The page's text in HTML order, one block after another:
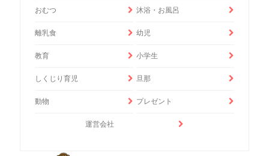
おむつ 沐浴・お風呂
離乳食 幼児
教育 小学生
しくじり育児 旦那
動物 プレゼント
運営会社